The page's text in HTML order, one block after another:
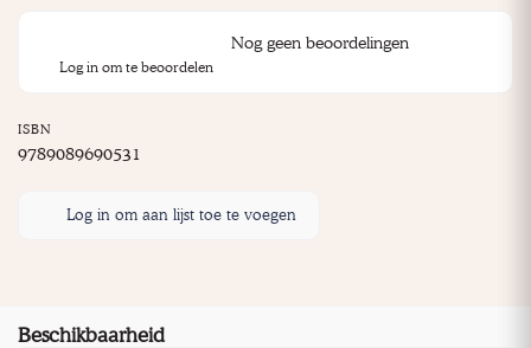
Nog geen beoordelingen
Log in om te beoordelen
ISBN
9789089690531
Log in om aan lijst toe te voegen
Beschikbaarheid